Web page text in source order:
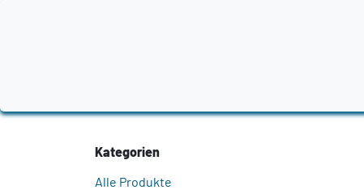
Kategorien
Alle Produkte